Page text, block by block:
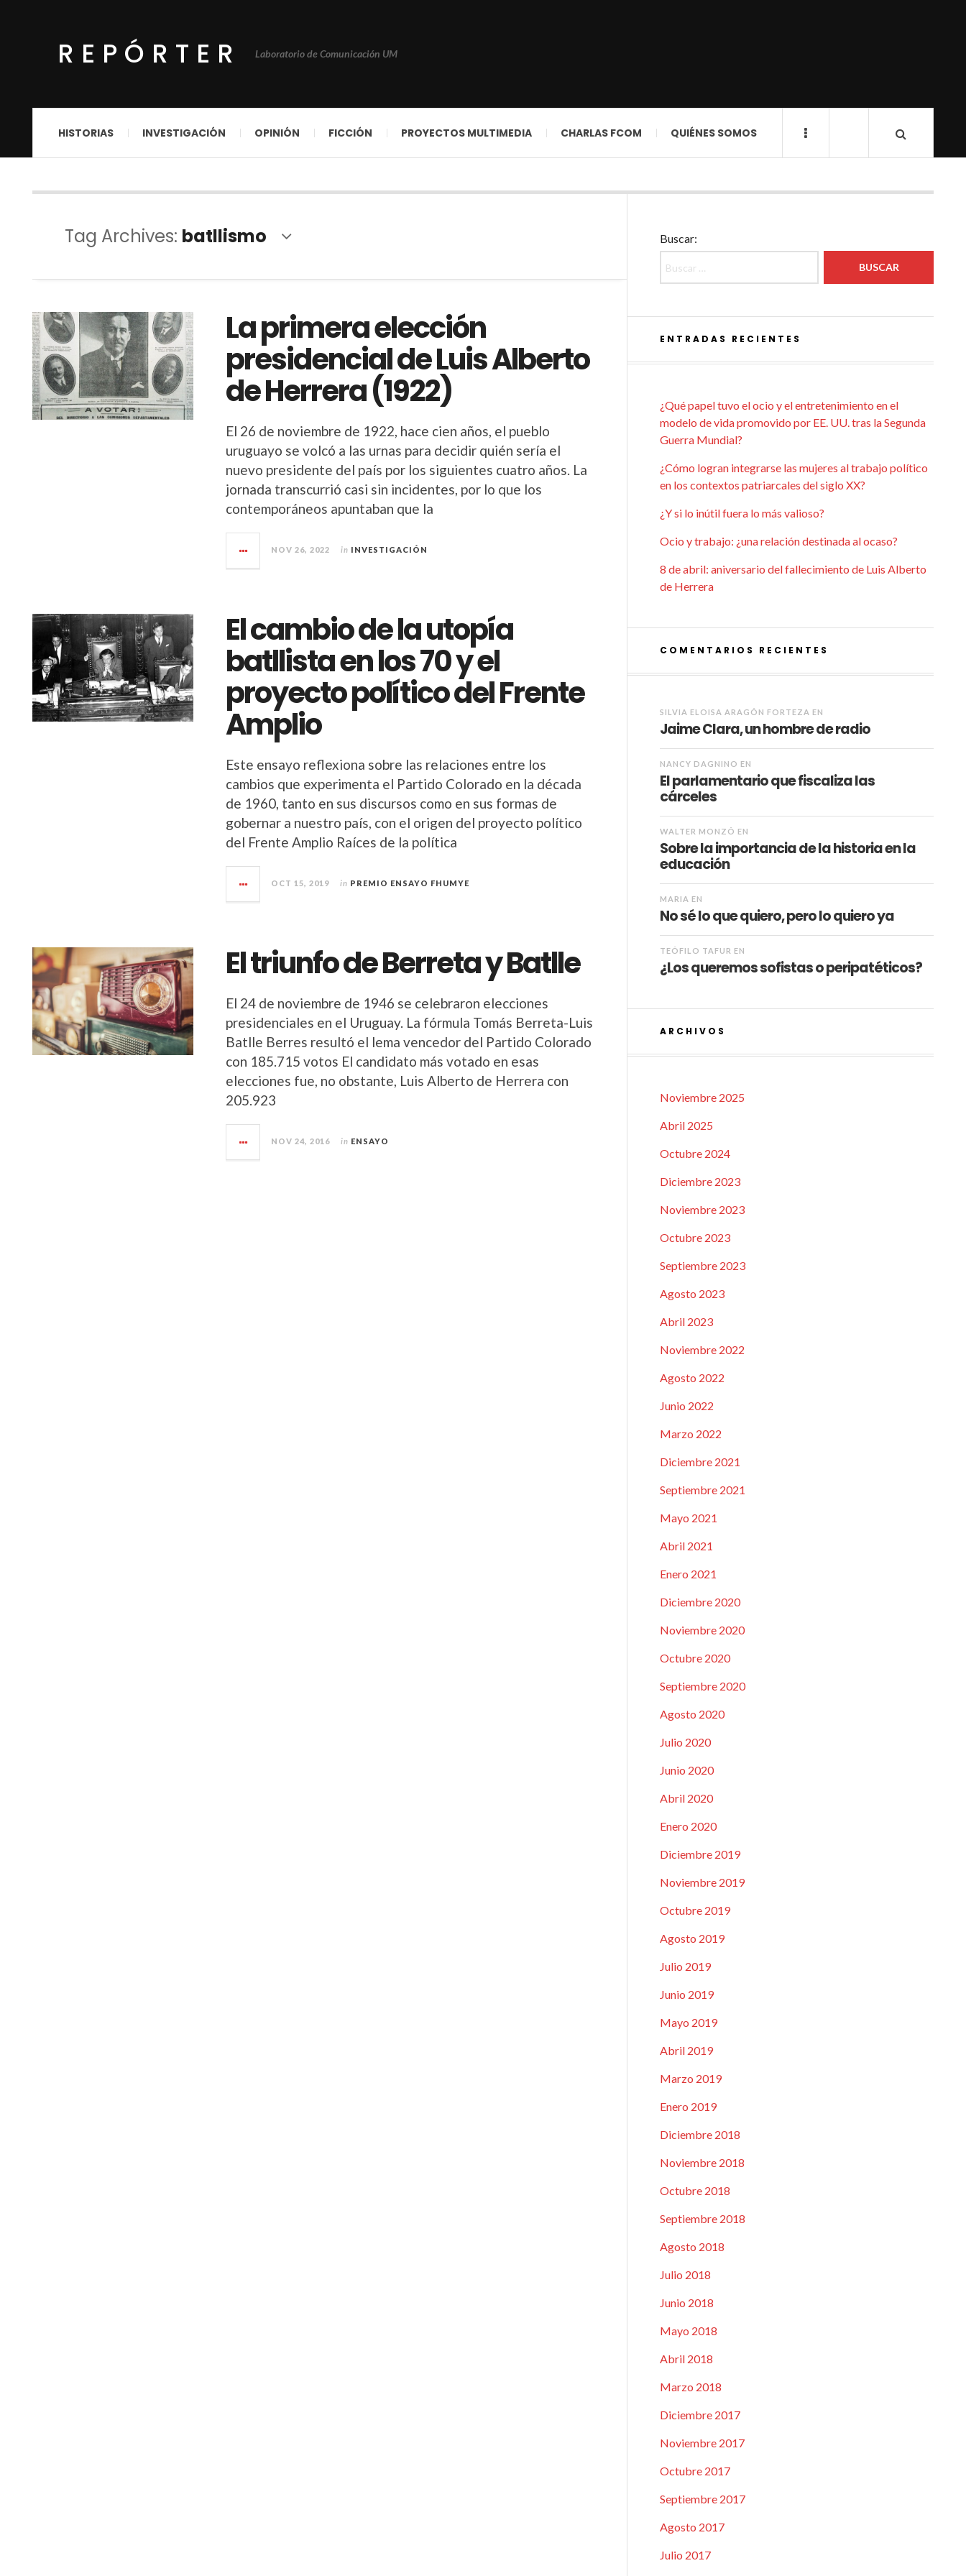
REPÓRTER Laboratorio de Comunicación UM
HISTORIAS INVESTIGACIÓN OPINIÓN FICCIÓN PROYECTOS MULTIMEDIA CHARLAS FCOM QUIÉNES SOMOS
Tag Archives: batllismo
La primera elección
presidencial de Luis Alberto
de Herrera (1922)
El 26 de noviembre de 1922, hace cien años, el pueblo
uruguayo se volcó a las urnas para decidir quién sería el
nuevo presidente del país por los siguientes cuatro años. La
jornada transcurrió casi sin incidentes, por lo que los
contemporáneos apuntaban que la
NOV 26, 2022 in INVESTIGACIÓN
El cambio de la utopía
batllista en los 70 y el
proyecto político del Frente
Amplio
Este ensayo reflexiona sobre las relaciones entre los
cambios que experimenta el Partido Colorado en la década
de 1960, tanto en sus discursos como en sus formas de
gobernar a nuestro país, con el origen del proyecto político
del Frente Amplio Raíces de la política
OCT 15, 2019 in PREMIO ENSAYO FHUMYE
El triunfo de Berreta y Batlle
El 24 de noviembre de 1946 se celebraron elecciones
presidenciales en el Uruguay. La fórmula Tomás Berreta-Luis
Batlle Berres resultó el lema vencedor del Partido Colorado
con 185.715 votos El candidato más votado en esas
elecciones fue, no obstante, Luis Alberto de Herrera con
205.923
NOV 24, 2016 in ENSAYO
Buscar:
ENTRADAS RECIENTES
¿Qué papel tuvo el ocio y el entretenimiento en el
modelo de vida promovido por EE. UU. tras la Segunda
Guerra Mundial?
¿Cómo logran integrarse las mujeres al trabajo político
en los contextos patriarcales del siglo XX?
¿Y si lo inútil fuera lo más valioso?
Ocio y trabajo: ¿una relación destinada al ocaso?
8 de abril: aniversario del fallecimiento de Luis Alberto
de Herrera
COMENTARIOS RECIENTES
SILVIA ELOISA ARAGÓN FORTEZA EN
Jaime Clara, un hombre de radio
NANCY DAGNINO EN
El parlamentario que fiscaliza las
cárceles
WALTER MONZÓ EN
Sobre la importancia de la historia en la
educación
MARIA EN
No sé lo que quiero, pero lo quiero ya
TEÓFILO TAFUR EN
¿Los queremos sofistas o peripatéticos?
ARCHIVOS
Noviembre 2025
Abril 2025
Octubre 2024
Diciembre 2023
Noviembre 2023
Octubre 2023
Septiembre 2023
Agosto 2023
Abril 2023
Noviembre 2022
Agosto 2022
Junio 2022
Marzo 2022
Diciembre 2021
Septiembre 2021
Mayo 2021
Abril 2021
Enero 2021
Diciembre 2020
Noviembre 2020
Octubre 2020
Septiembre 2020
Agosto 2020
Julio 2020
Junio 2020
Abril 2020
Enero 2020
Diciembre 2019
Noviembre 2019
Octubre 2019
Agosto 2019
Julio 2019
Junio 2019
Mayo 2019
Abril 2019
Marzo 2019
Enero 2019
Diciembre 2018
Noviembre 2018
Octubre 2018
Septiembre 2018
Agosto 2018
Julio 2018
Junio 2018
Mayo 2018
Abril 2018
Marzo 2018
Diciembre 2017
Noviembre 2017
Octubre 2017
Septiembre 2017
Agosto 2017
Julio 2017